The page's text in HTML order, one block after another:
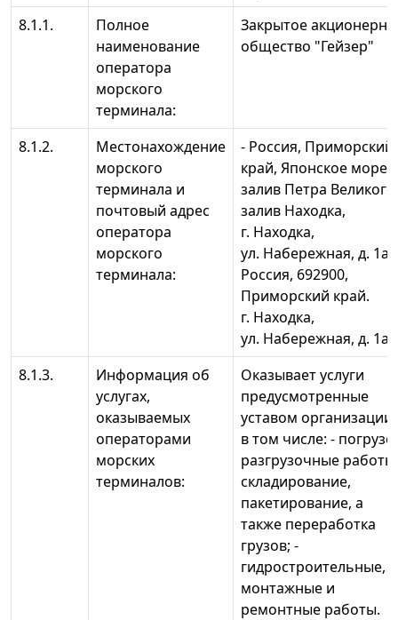
8.1.1.
Полное
наименование
оператора
морского
терминала:
Закрытое
общество "Гейзер"
8.1.2.
Местонахождение
морского
терминала и
почтовый адрес
оператора
морского
терминала:
- Россия, Приморский
край, Японское море,
залив Петра Великого,
залив Находка,
г. Находка,
ул. Набережная, д. 1а;
Россия, 692900,
Приморский край.
г. Находка,
ул. Набережная, д. 1а.
8.1.3.
Информация об
услугах,
оказываемых
операторами
морских
терминалов:
Оказывает услуги
предусмотренные
уставом организации,
в том числе: - погрузо-
разгрузочные работы,
складирование,
пакетирование, а
также переработка
грузов; -
гидростроительные,
монтажные и
ремонтные работы.